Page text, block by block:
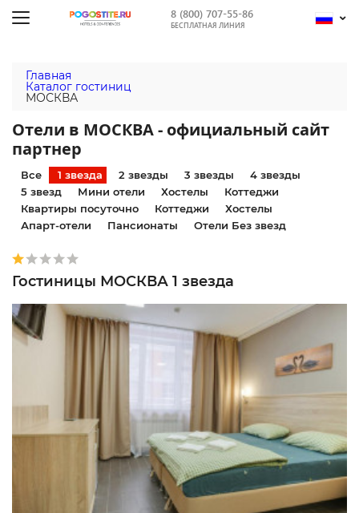
8 (800) 707-55-86
БЕСПЛАТНАЯ ЛИНИЯ
Главная
Каталог гостиниц
МОСКВА
Отели в МОСКВА - официальный сайт
партнер
Все 1 звезда 2 звезды 3 звезды
4 звезды
5 звезд
Мини отели Хостелы
Коттеджи
Квартиры посуточно
Коттеджи
Хостелы
Апарт-отели
Пансионаты Отели Без звезд
Гостиницы МОСКВА 1 звезда